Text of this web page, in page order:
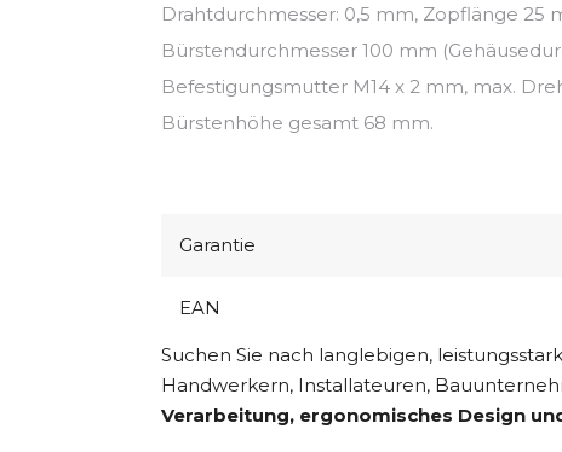
Drahtdurchmesser: 0,5 mm, Zopflänge 25
Bürstendurchmesser 100 mm
Befestigungsmutter M14 x 2 mm, max.
Bürstenhöhe gesamt 68 mm.
Garantie
EAN
Suchen Sie nach langlebigen,
Handwerkern, Installateuren,
Verarbeitung, ergonomisches Design